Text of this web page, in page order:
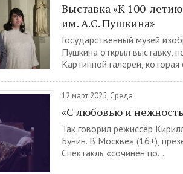
Выставка «К 100-
им. А.С. Пушкина»
Государственный музей
Пушкина открыл выставку,
Картинной галереи, которая
12 март 2025, Среда
«С любовью и
Так говорил режиссёр
Бунин. В Москве» (16+),
Спектакль «сочинён по...